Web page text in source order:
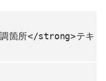
箇所</strong>テキ